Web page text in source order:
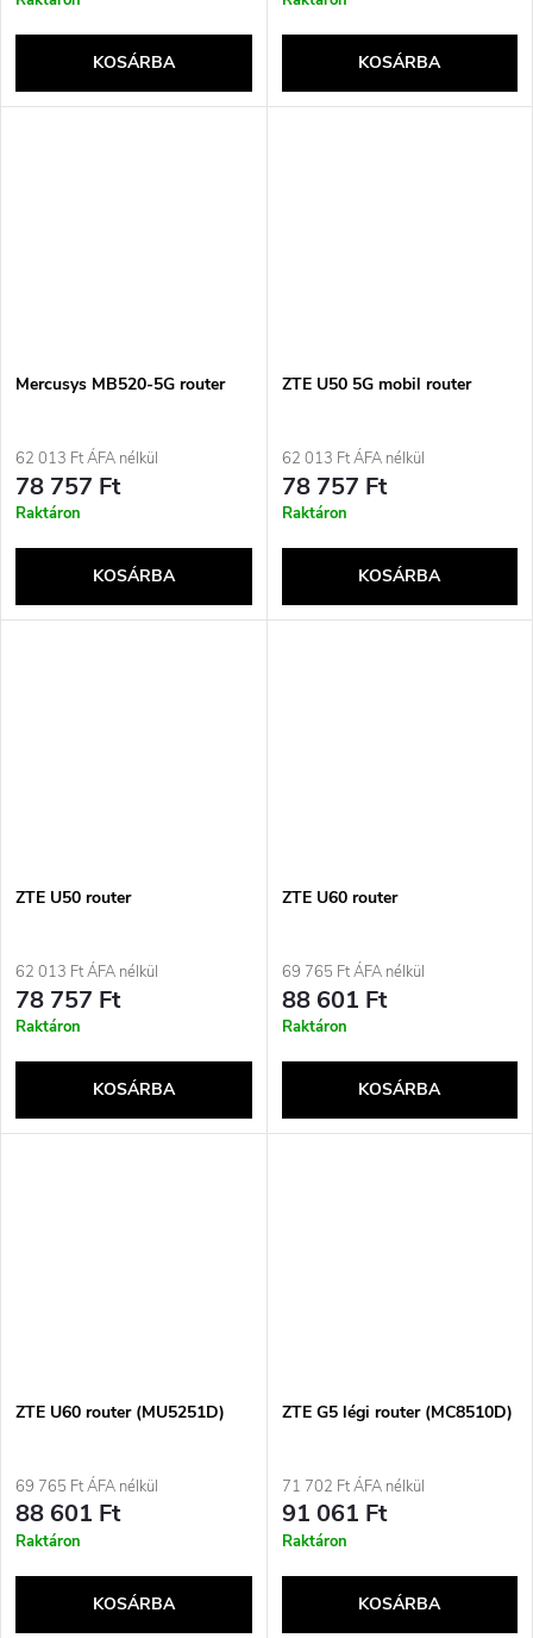
KOSÁRBA KOSÁRBA
Mercusys MB520-5G router
62 013 Ft ÁFA nélkül
78 757 Ft
Raktáron
KOSÁRBA
ZTE U50 5G mobil router
62 013 Ft ÁFA nélkül
78 757 Ft
Raktáron
KOSÁRBA
ZTE U50 router
62 013 Ft ÁFA nélkül
78 757 Ft
Raktáron
KOSÁRBA
ZTE U60 router
69 765 Ft ÁFA nélkül
88 601 Ft
Raktáron
KOSÁRBA
ZTE U60 router (MU5251D)
69 765 Ft ÁFA nélkül
88 601 Ft
Raktáron
KOSÁRBA
ZTE G5 légi router (MC8510D)
71 702 Ft ÁFA nélkül
91 061 Ft
Raktáron
KOSÁRBA